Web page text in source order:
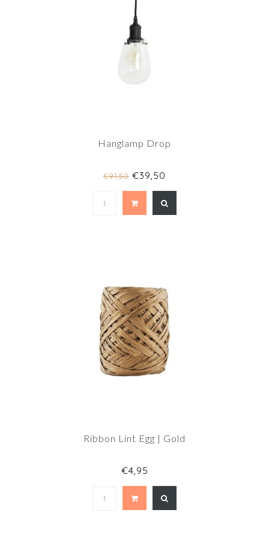
Hanglamp Drop
€91,50 €39,50
Ribbon Lint Egg | Gold
€4,95